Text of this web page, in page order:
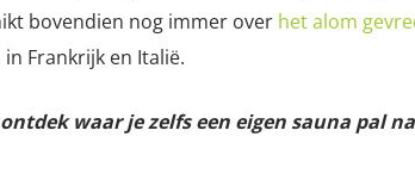
bovendien nog immer over het alom
Frankrijk en Italië.
waar je zelfs een eigen sauna pal